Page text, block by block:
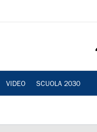
VIDEO SCUOLA 2030